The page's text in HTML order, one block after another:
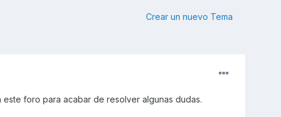
Crear un nuevo Tema
foro para acabar de resolver algunas dudas.